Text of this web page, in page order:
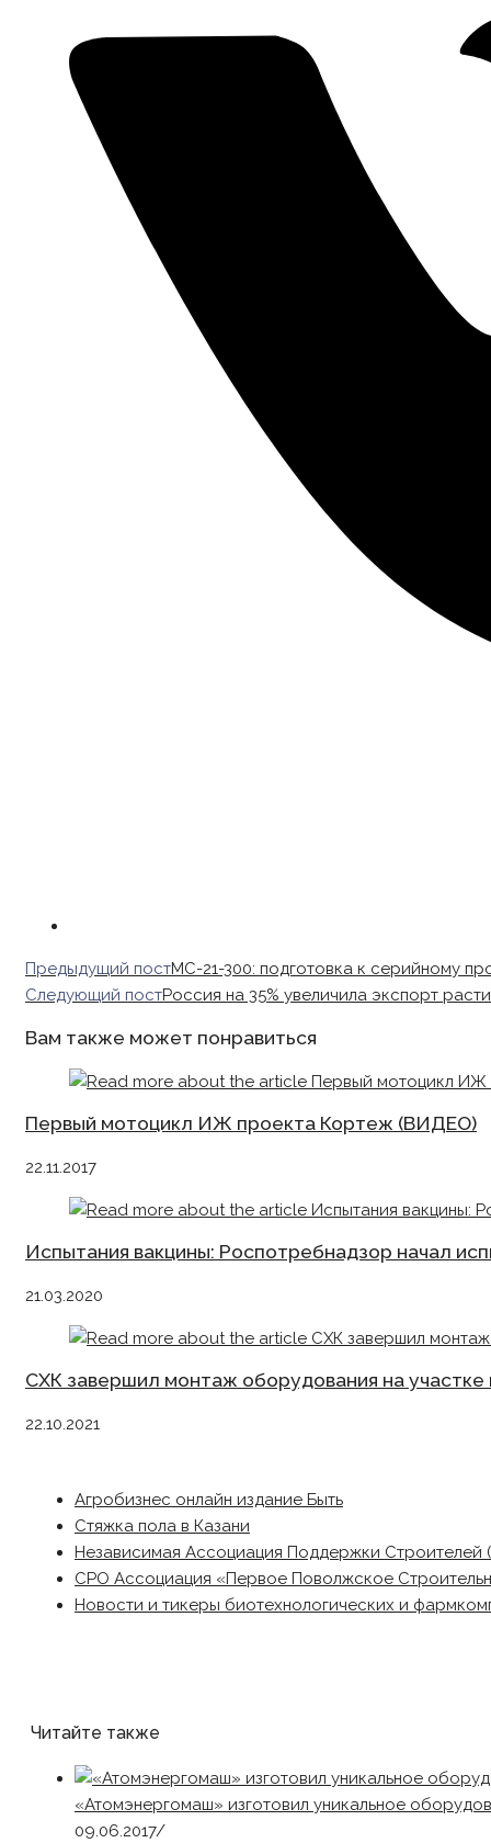
Read
more
Предыдущий постМС-21-300: подготовка к серийному
Следующий постРоссия на 35% увеличила экспорт
Вам также может понравиться
Первый мотоцикл ИЖ проекта Кортеж (ВИДЕО)
22.11.2017
Испытания вакцины: Роспотребнадзор начал
21.03.2020
СХК завершил монтаж оборудования на
22.10.2021
Агробизнес онлайн издание Быть
Стяжка пола в Казани
Независимая Ассоциация Поддержки Строителей
СРО Ассоциация «Первое Поволжское
Новости и тикеры биотехнологических и
Читайте также
«Атомэнергомаш» изготовил уникальное
09.06.2017/